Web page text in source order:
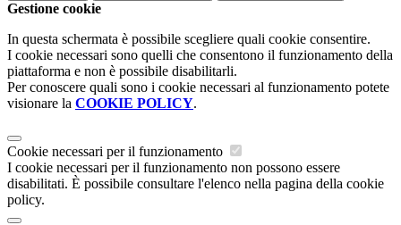
Gestione cookie
In questa schermata è possibile scegliere quali cookie consentire.
I cookie necessari sono quelli che consentono il funzionamento della
piattaforma e non è possibile disabilitarli.
Per conoscere quali sono i cookie necessari al funzionamento potete
visionare la COOKIE POLICY.
Cookie necessari per il funzionamento
I cookie necessari per il funzionamento non possono essere
disabilitati. È possibile consultare l'elenco nella pagina della cookie
policy.